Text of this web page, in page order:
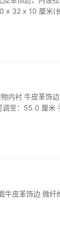
x 32 x 10 厘米(
内衬 牛皮革饰
调至：55.0 厘米
牛皮革饰边 微纤